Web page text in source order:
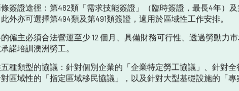
簽證途徑：第482類「需求技能簽證」（臨時簽證，最長4年）
外亦可選擇第494類及第491類簽證，適用於區域性工作安排。
僱主必須合法營運至少 12 個月、具備財務可行性、透過勞動力
諾培訓澳洲勞工。
種類型的協議：針對個別企業的「企業特定勞工協議」、針對
區域性的「指定區域移民協議」，以及針對大型基礎設施的「專